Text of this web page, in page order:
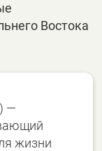
Востока
—
жизни